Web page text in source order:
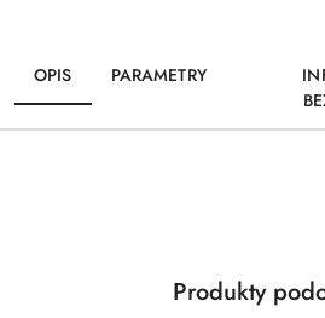
OPIS PARAMETRY
Pomiń karuzelę produktów
Produkty
Produkty